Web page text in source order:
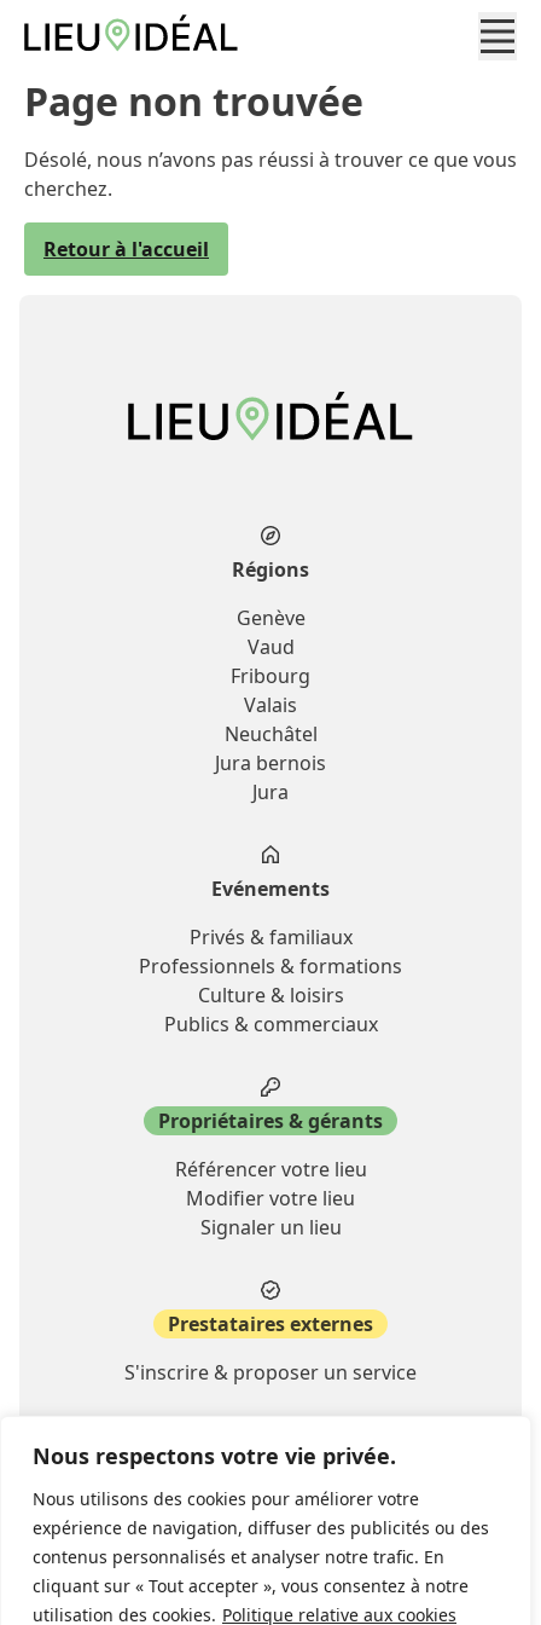
Nous respectons votre vie privée.
Nous utilisons des cookies pour améliorer votre
expérience de navigation, diffuser des publicités ou des
contenus personnalisés et analyser notre trafic. En
cliquant sur « Tout accepter », vous consentez à notre
utilisation des cookies. Politique relative aux cookies
Page non trouvée
Désolé, nous n’avons pas réussi à trouver ce que vous
cherchez.
Retour à l'accueil
Régions
Genève
Vaud
Fribourg
Valais
Neuchâtel
Jura bernois
Jura
Evénements
Privés & familiaux
Professionnels & formations
Culture & loisirs
Publics & commerciaux
Propriétaires & gérants
Référencer votre lieu
Modifier votre lieu
Signaler un lieu
Prestataires externes
S'inscrire & proposer un service
A propos
Contact
FAQ